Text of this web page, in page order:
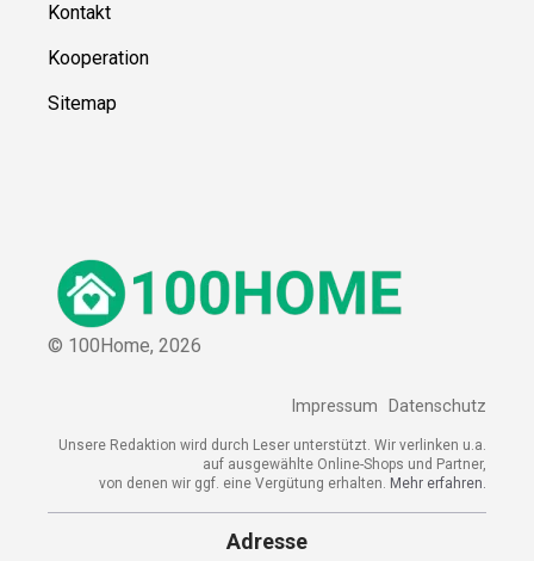
Kontakt
Kooperation
Sitemap
© 100Home, 2026
Impressum Datenschutz
Unsere Redaktion wird durch Leser unterstützt. Wir verlinken u.a.
auf ausgewählte Online-Shops und Partner,
von denen wir ggf. eine Vergütung erhalten. Mehr erfahren.
Adresse